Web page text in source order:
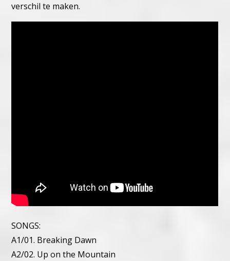
verschil te maken.
SONGS:
A1/01. Breaking Dawn
A2/02. Up on the Mountain